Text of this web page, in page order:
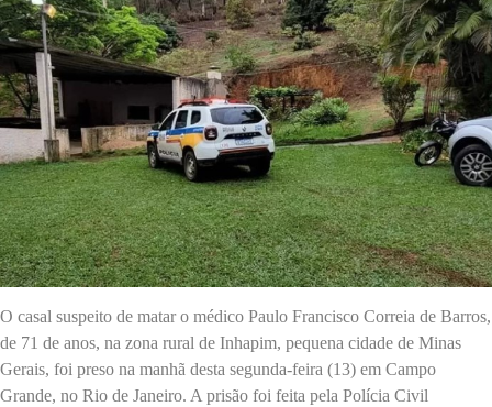
O casal suspeito de matar o médico Paulo Francisco Correia de Barros,
de 71 de anos, na zona rural de Inhapim, pequena cidade de Minas
Gerais, foi preso na manhã desta segunda-feira (13) em Campo
Grande, no Rio de Janeiro. A prisão foi feita pela Polícia Civil